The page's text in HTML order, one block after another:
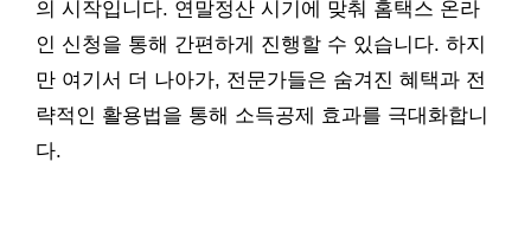
의 시작입니다. 연말정산 시기에 맞춰 홈택스 온라
인 신청을 통해 간편하게 진행할 수 있습니다. 하지
만 여기서 더 나아가, 전문가들은 숨겨진 혜택과 전
략적인 활용법을 통해 소득공제 효과를 극대화합니
다.